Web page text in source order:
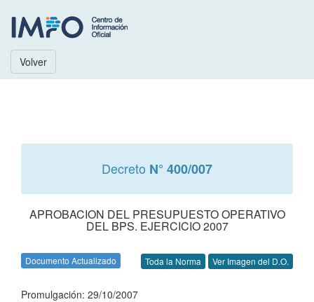
Volver
Decreto N° 400/007
APROBACION DEL PRESUPUESTO OPERATIVO
DEL BPS. EJERCICIO 2007
Documento Actualizado Toda la Norma Ver Imagen del D.O.
Promulgación: 29/10/2007